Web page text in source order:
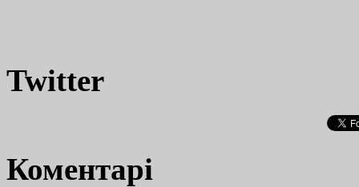
Twitter
Коментарі